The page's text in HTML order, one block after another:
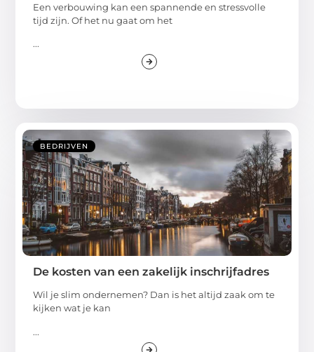
Een verbouwing kan een spannende en stressvolle
tijd zijn. Of het nu gaat om het
...
BEDRIJVEN
De kosten van een zakelijk inschrijfadres
Wil je slim ondernemen? Dan is het altijd zaak om te
kijken wat je kan
...